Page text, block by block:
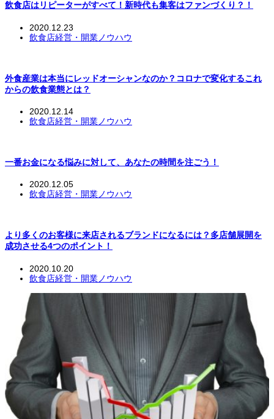
飲食店はリピーターがすべて！新時代も集客はファンづくり？！
2020.12.23
飲食店経営・開業ノウハウ
外食産業は本当にレッドオーシャンなのか？コロナで変化するこれ
からの飲食業態とは？
2020.12.14
飲食店経営・開業ノウハウ
一番お金になる悩みに対して、あなたの時間を注ごう！
2020.12.05
飲食店経営・開業ノウハウ
より多くのお客様に来店されるブランドになるには？多店舗展開を
成功させる4つのポイント！
2020.10.20
飲食店経営・開業ノウハウ